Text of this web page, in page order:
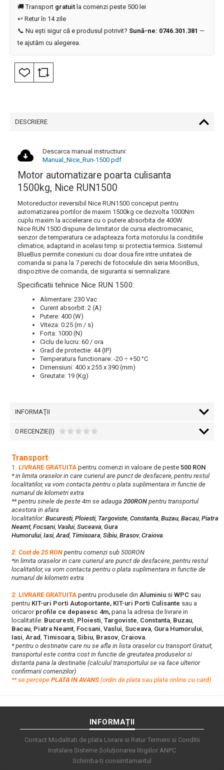
🚚 Transport gratuit la comenzi peste 500 lei
↩️ Retur în 14 zile
📞 Nu ești sigur că e produsul potrivit? Sună-ne: 0746.301.381 —
te ajutăm cu alegerea.
DESCRIERE
Descarca manual instructiuni:
Manual_Nice_Run-1500.pdf
Motor automatizare poarta culisanta
1500kg, Nice RUN1500
Motoreductor ireversibil Nice RUN1500 conceput pentru
automatizarea portilor de maxim 1500kg ce dezvolta 1000Nm
cuplu maxim la accelerare cu o putere absorbita de 400W.
Nice RUN 1500 dispune de limitator de cursa electromecanic,
senzor de temperatura ce adapteaza forta motorului la conditiile
climatice, adaptand in acelasi timp si protectia termica. Sistemul
BlueBus permite conexiuni cu doar doua fire intre unitatea de
comanda si pana la 7 perechi de fotocelule din seria MoonBus,
dispozitive de comanda, de siguranta si semnalizare.
Specificatii tehnice Nice RUN 1500:
Alimentare: 230 Vac
Curent absorbit: 2 (A)
Putere: 400 (W)
Viteza: 0.25 (m / s)
Forta: 1000 (N)
Ciclu de lucru: 60 / ora
Grad de protectie: 44 (IP)
Temperatura functionare: -20 ÷ +50 °C
Dimensiuni: 400 x 255 x 390 (mm)
Greutate: 19 (Kg)
INFORMAŢII
0 RECENZIE(I)
Transport:
1. LIVRARE GRATUITA pentru comenzi in valoare de peste 500 RON
* in limita oraselor in care curierul are punct de desfacere, pentru restul
localitatilor, va vom contacta pentru o plata suplimentara in functie de
numarul de kilometri extra
** pentru sinele de peste 4m se adauga 200RON pentru transportul
acestora in afara
localitatilor: Bucuresti, Ploiesti, Targoviste, Constanta, Buzau, Bacau, Piatra
Neamt, Focsani, Vaslui, Suceava, Gura
Humorului, Iasi,Arad, Timisoara, Sibiu, Brasov, Craiova.
2. Cost de 25 RON pentru comenzi sub 500RON
*in limita oraselor in care curierul are punct de desfacere, pentru restul
localitatilor, va vom contacta pentru o plata suplimentara in functie de
numarul de kilometri extra
2. LIVRARE GRATUITA pentru produsele din Aluminiu si WPC sau
pentru KIT-uri Porti Autoportante, KIT-uri Porti Culisante sau a
oricarorprofile ce depasesc 4m, pana la adresa de livrare in
localitatile: Bucuresti, Ploiesti, Targoviste, Constanta, Buzau,
Bacau, Piatra Neamt, Focsani, Vaslui, Suceava, Gura Humorului,
Iasi, Arad, Timisoara, Sibiu, Brasov, Craiova.
* pentru o destinatie care nu se afla in lista oraselor cu transport Gratuit,
transportul este contra cost in functie de greutatea produselor si
distanta pana la destinatie (calculul transportului se va face ulterior
confirmarii comenzilor)
**se percepe PLATA IN AVANS (ordin de plata sau plata online cu card)
INFORMAȚII
Contact Modalitati de plata Livrare si Retur Termeni si Conditii
Instalare Sisteme Soluționarea litigiilor ANPC
Schimba-ti consimtamantul